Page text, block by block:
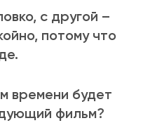
с другой –
потому что
времени будет
фильм?